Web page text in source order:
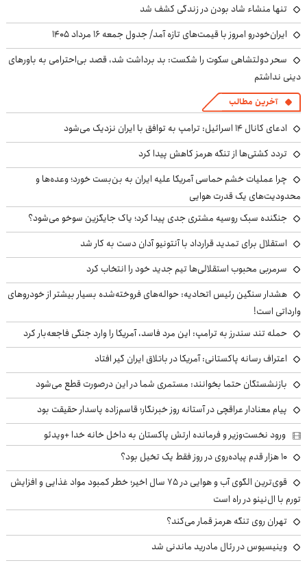
تنها منشاء شاد بودن در زندگی کشف شد
ایران‌خودرو امروز با قیمت‌های تازه آمد/ جدول جمعه ۱۶ مرداد ۱۴۰۵
سحر دولتشاهی سکوت را شکست: بد برداشت شد، قصد بی‌احترامی به باورهای
دینی نداشتم
آخرین مطالب
ادعای کانال ۱۴ اسرائیل: ترامپ به توافق با ایران نزدیک می‌شود
تردد کشتی‌ها از تنگه هرمز کاهش پیدا کرد
چرا عملیات خشم حماسی آمریکا علیه ایران به بن‌بست خورد؛ وعده‌ها و
محدودیت‌های یک قدرت هوایی
جنگنده سبک روسیه مشتری جدی پیدا کرد؛ یاک جایگزین سوخو می‌شود؟
استقلال برای تمدید قرارداد با آنتونیو آدان دست به کار شد
سرمربی محبوب استقلالی‌ها تیم جدید خود را انتخاب کرد
هشدار سنگین رئیس اتحادیه: حواله‌های فروخته‌شده بسیار بیشتر از خودروهای
وارداتی است!
حمله تند سندرز به ترامپ: این مرد فاسد، آمریکا را وارد جنگی فاجعه‌بار کرد
اعتراف رسانه پاکستانی: آمریکا در باتلاق ایران گیر افتاد
بازنشستگان حتما بخوانند: مستمری شما در این درصورت قطع می‌شود
پیام معنادار عراقچی در آستانه روز خبرنگار؛ قاسم‌زاده پاسدار حقیقت بود
ورود نخست‌وزیر و فرمانده ارتش پاکستان به داخل خانه خدا +ویدئو
۱۰ هزار قدم پیاده‌روی در روز فقط یک تخیل بود؟
قوی‌ترین الگوی آب و هوایی در ۷۵ سال اخیر؛ خطر کمبود مواد غذایی و افزایش
تورم با ال‌نینو در راه است
تهران روی تنگه هرمز قمار می‌کند؟
وینیسیوس در رئال مادرید ماندنی شد